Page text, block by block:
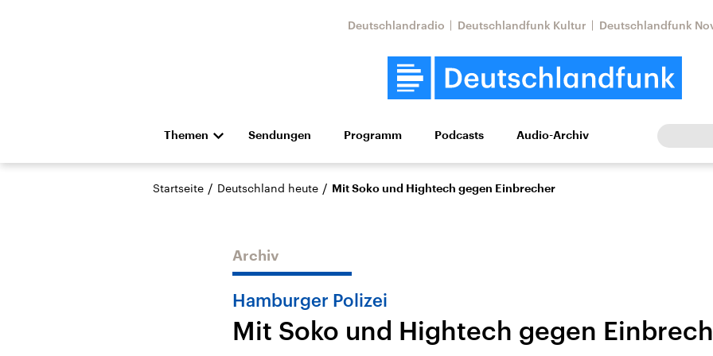
Deutschlandradio Deutschlandfunk Kultur Deutschlandfunk
Themen
Die Nachrichten Politik Wirtschaft Wissen Kultur Europa
Hörspiel und Feature Musik
Nahostkonflikt
Iran
Aktuelle Lage und
Faktenchecks
Sendungen Programm Podcasts Audio-Archiv
Startseite / Deutschland heute / Mit Soko und Hightech gegen Einbrecher
Archiv
Hamburger Polizei
Mit Soko und Hightech gegen